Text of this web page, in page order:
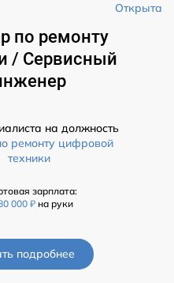
Открыта
по ремонту
/ Сервисный
на должность
ремонту цифровой
техники
зарплата:
000 ₽ на руки
подробнее